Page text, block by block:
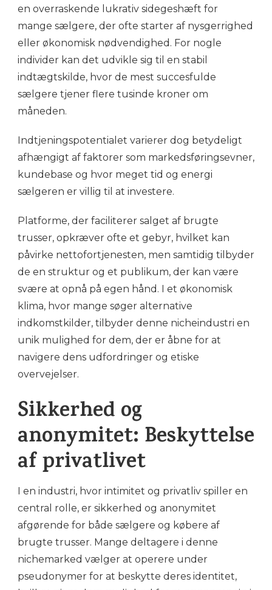
en overraskende lukrativ sidegeshæft for
mange sælgere, der ofte starter af nysgerrighed
eller økonomisk nødvendighed. For nogle
individer kan det udvikle sig til en stabil
indtægtskilde, hvor de mest succesfulde
sælgere tjener flere tusinde kroner om
måneden.
Indtjeningspotentialet varierer dog betydeligt
afhængigt af faktorer som markedsføringsevner,
kundebase og hvor meget tid og energi
sælgeren er villig til at investere.
Platforme, der faciliterer salget af brugte
trusser, opkræver ofte et gebyr, hvilket kan
påvirke nettofortjenesten, men samtidig tilbyder
de en struktur og et publikum, der kan være
svære at opnå på egen hånd. I et økonomisk
klima, hvor mange søger alternative
indkomstkilder, tilbyder denne nicheindustri en
unik mulighed for dem, der er åbne for at
navigere dens udfordringer og etiske
overvejelser.
Sikkerhed og
anonymitet: Beskyttelse
af privatlivet
I en industri, hvor intimitet og privatliv spiller en
central rolle, er sikkerhed og anonymitet
afgørende for både sælgere og købere af
brugte trusser. Mange deltagere i denne
nichemarked vælger at operere under
pseudonymer for at beskytte deres identitet,